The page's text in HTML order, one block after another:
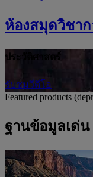
ห้องสมุดวิชาก
ประวัติศาสตร์
รับชมวีดีโอ
Featured products
ฐานข้อมูลเด่น